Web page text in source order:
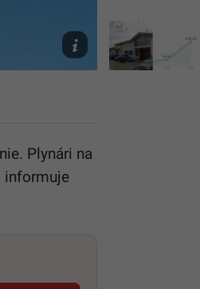
freepik
Plynári na
informuje